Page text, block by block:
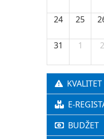
24 25
31 1 2
E-
BUDŽET